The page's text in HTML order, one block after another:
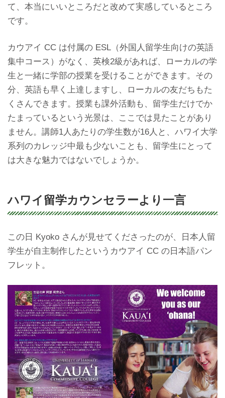
て、本当にいいところだと改めて実感しているところ
です。
カウアイ CC は付属の ESL（外国人留学生向けの英語
集中コース）がなく、英検2級があれば、ローカルの学
生と一緒に学部の授業を受けることができます。その
分、英語も早く上達しますし、ローカルの友だちもた
くさんできます。授業も課外活動も、留学生だけでか
たまっているという光景は、ここでは見たことがあり
ません。講師1人あたりの学生数が16人と、ハワイ大学
系列のカレッジ中最も少ないことも、留学生にとって
は大きな魅力ではないでしょうか。
ハワイ留学カウンセラーより一言
この日 Kyoko さんが見せてくださったのが、日本人留
学生が自主制作したというカウアイ CC の日本語パン
フレット。